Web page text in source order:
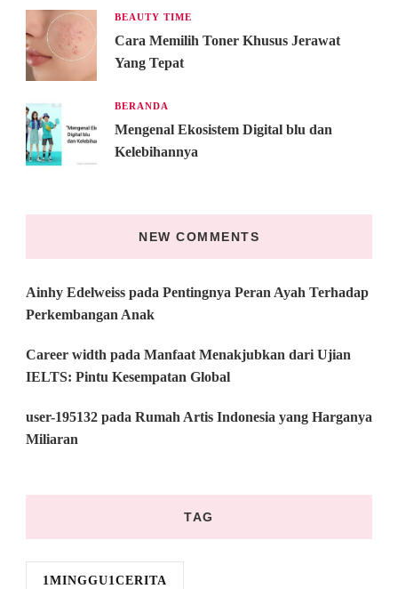
BEAUTY TIME
Cara Memilih Toner Khusus Jerawat
Yang Tepat
BERANDA
Mengenal Ekosistem Digital blu dan
Kelebihannya
NEW COMMENTS
Ainhy Edelweiss pada Pentingnya Peran Ayah Terhadap
Perkembangan Anak
Career width pada Manfaat Menakjubkan dari Ujian
IELTS: Pintu Kesempatan Global
user-195132 pada Rumah Artis Indonesia yang Harganya
Miliaran
TAG
1MINGGU1CERITA